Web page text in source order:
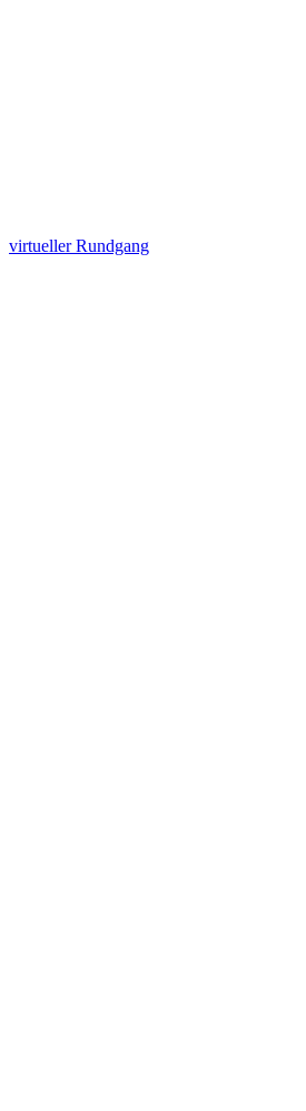
virtueller Rundgang